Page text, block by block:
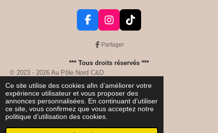
Ce site utilise des cookies afin d’améliorer votre
expérience utilisateur et vous proposer des
annonces personnalisées. En continuant d'utiliser
ce site, vous confirmez que vous acceptez notre
politique d’utilisation des cookies.
F
b
o
o
k
I
s
a
g
r
a
m
T
o
k
Partager
*** Tous droits réservés ***
© 2023 - 2026 Au Pôle Nord C&D
Propulsé par Webador